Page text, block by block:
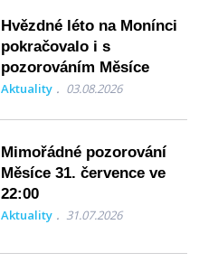
Hvězdné léto na Monínci
pokračovalo i s
pozorováním Měsíce
Aktuality 03.08.2026
Mimořádné pozorování
Měsíce 31. července ve
22:00
Aktuality 31.07.2026